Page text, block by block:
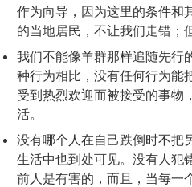
作为向导，因为这里的条件和
的当地居民，不让我们走错；
我们不能像羊群那样追随先行
种行为相比，没有任何行为能
受到热烈欢迎而被接受的事物
活。
没有哪个人在自己跌倒时不
生活中也到处可见。没有人犯
前人是有害的，而且，当每一